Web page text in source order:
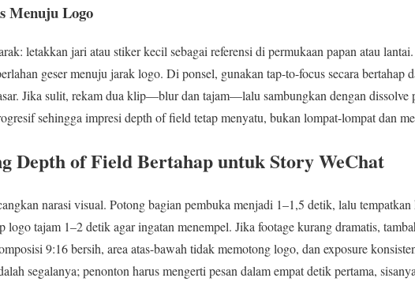
Menuju Logo
letakkan jari atau stiker kecil sebagai referensi di permukaan papan atau
geser menuju jarak logo. Di ponsel, gunakan tap-to-focus secara bertahap
Jika sulit, rekam dua klip—blur dan tajam—lalu sambungkan dengan dissolve
sehingga impresi depth of field tetap menyatu, bukan lompat-lompat dan
Depth of Field Bertahap untuk Story WeChat
narasi visual. Potong bagian pembuka menjadi 1–1,5 detik, lalu
logo tajam 1–2 detik agar ingatan menempel. Jika footage kurang dramatis,
9:16 bersih, area atas-bawah tidak memotong logo, dan exposure
segalanya; penonton harus mengerti pesan dalam empat detik pertama,